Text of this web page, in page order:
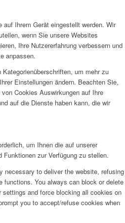
auf Ihrem Gerät eingestellt werden. Wir
wenn Sie unsere Websites
Ihre Nutzererfahrung verbessern und
anpassen.
um mehr zu
Einstellungen ändern. Beachten Sie,
Cookies Auswirkungen auf Ihre
auf die Dienste haben kann, die wir
um Ihnen die auf unserer
Funktionen zur Verfügung zu stellen.
necessary to deliver the website, refusing
functions. You always can block or delete
and force blocking all cookies on
you to accept/refuse cookies when